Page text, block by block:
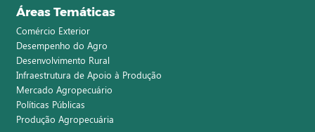
Áreas Temáticas
Comércio Exterior
Desempenho do Agro
Desenvolvimento Rural
Infraestrutura de Apoio à Produção
Mercado Agropecuário
Políticas Públicas
Produção Agropecuária